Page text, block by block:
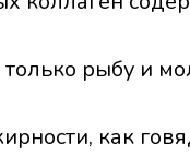
рыбу и
как